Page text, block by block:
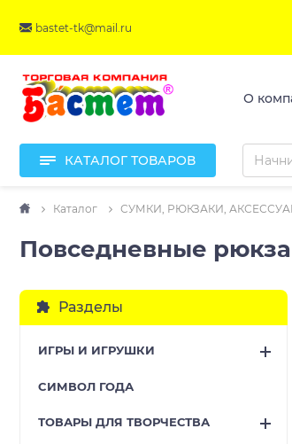
bastet-tk@mail.ru
О
КАТАЛОГ ТОВАРОВ
Каталог СУМКИ, РЮКЗАКИ,
Повседневные
Разделы
ИГРЫ И ИГРУШКИ
CИМВОЛ ГОДА
ТОВАРЫ ДЛЯ ТВОРЧЕСТВА